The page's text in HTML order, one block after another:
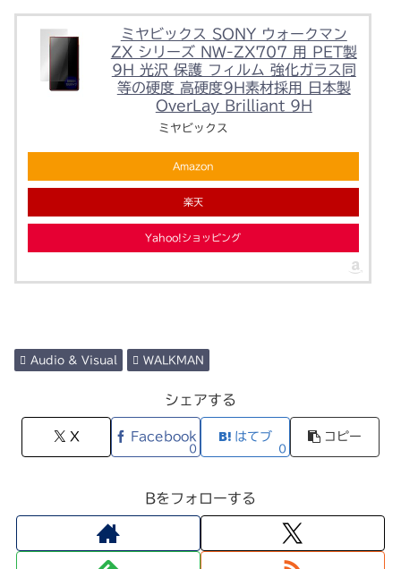
ミヤビックス SONY ウォークマン
ZX シリーズ NW-ZX707 用 PET製
9H 光沢 保護 フィルム 強化ガラス同
等の硬度 高硬度9H素材採用 日本製
OverLay Brilliant 9H
ミヤビックス
Amazon
楽天
Yahoo!ショッピング
Audio & Visual WALKMAN
シェアする
X Facebook
0
はてブ
0
コピー
Bをフォローする